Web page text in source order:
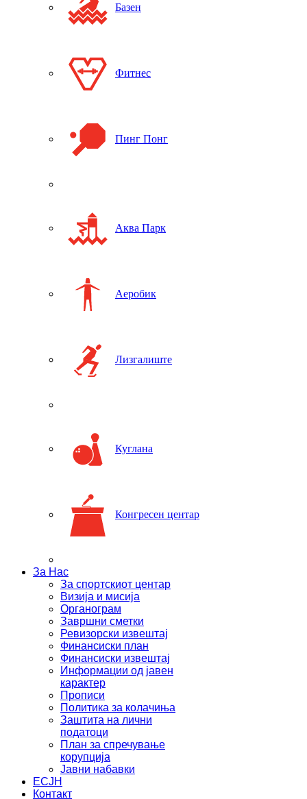
Базен
Фитнес
Пинг Понг
Аква Парк
Аеробик
Лизгалиште
Куглана
Конгресен центар
За Нас
За спортскиот центар
Визија и мисија
Органограм
Завршни сметки
Ревизорски извештај
Финансиски план
Финансиски извештај
Информации од јавен
карактер
Прописи
Политика за колачиња
Заштита на лични
податоци
План за спречување
корупција
Јавни набавки
ЕСЈН
Контакт